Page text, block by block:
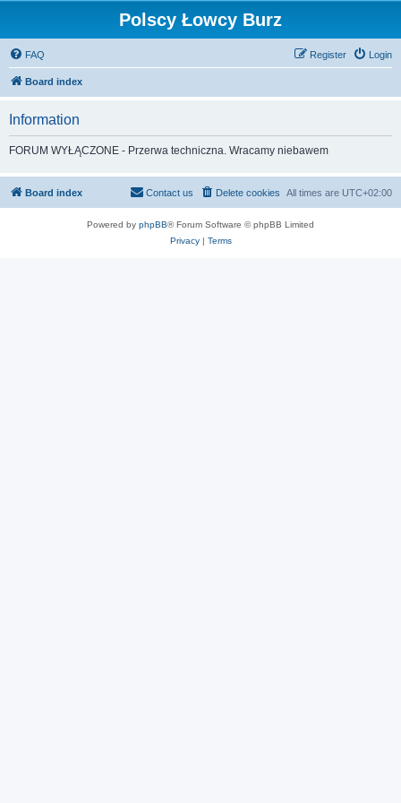
Polscy Łowcy Burz
FAQ Login
Register
Board index
Information
FORUM WYŁĄCZONE - Przerwa techniczna. Wracamy niebawem
Board index All times are UTC+02:00
Delete cookies
Contact us
Powered by phpBB® Forum Software © phpBB Limited
Privacy| Terms